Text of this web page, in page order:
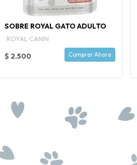
SOBRE ROYAL GATO ADULTO
ROYAL CANIN
$ 2.500 Comprar Ahora